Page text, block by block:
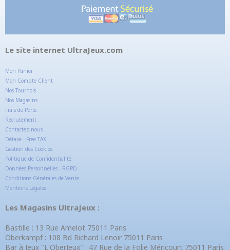
Le site internet UltraJeux.com
Mon Panier
Mon Compte Client
Nos Tournois
Nos Magasins
Frais de Ports
Recrutement
Contactez-nous
Détaxe - Free TAX
Gestion des Cookies
Politique de Confidentialité
Données Personnelles - RGPD
Conditions Générales de Vente
Mentions Légales
Les Magasins UltraJeux :
Bastille : 13 Rue Amelot 75011 Paris
Oberkampf : 108 Bd Richard Lenoir 75011 Paris
Bar à Jeux "L'OberJeux" : 47 Rue de la Folie Méricourt 75011 Paris